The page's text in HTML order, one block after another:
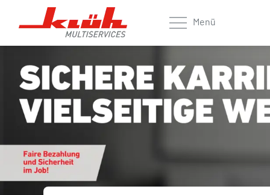
Zum Hauptinhalt springen
Menü